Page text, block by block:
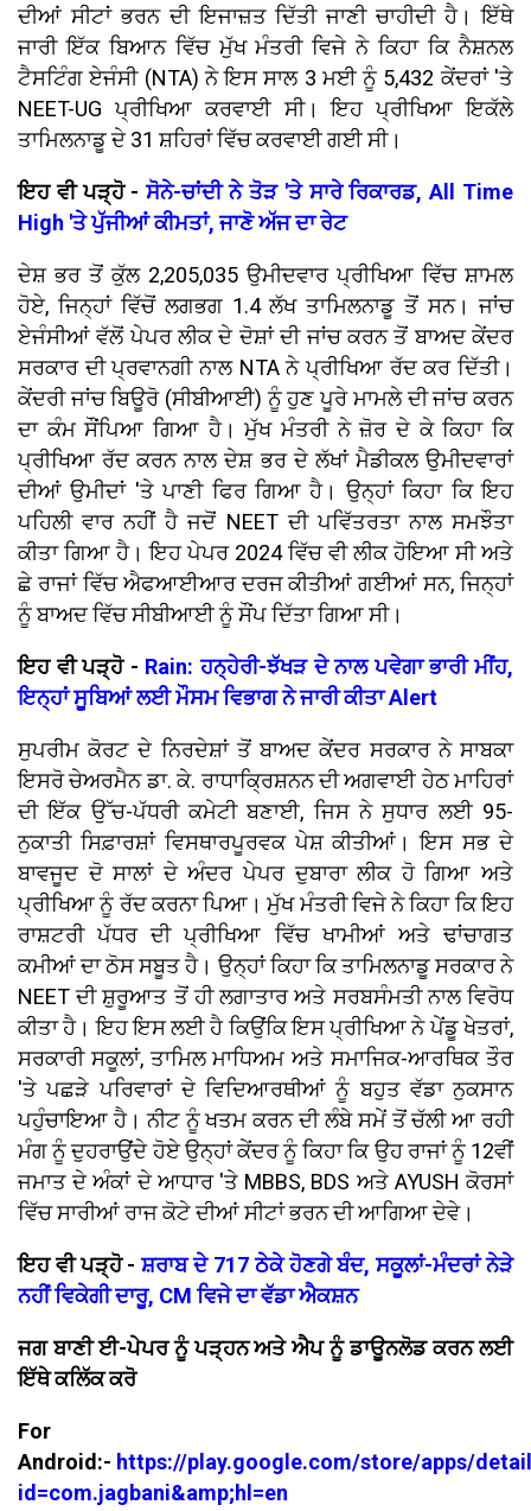
ਦੀਆਂ ਸੀਟਾਂ ਭਰਨ ਦੀ ਇਜਾਜ਼ਤ ਦਿੱਤੀ ਜਾਣੀ ਚਾਹੀਦੀ ਹੈ। ਇੱਥੇ
ਜਾਰੀ ਇੱਕ ਬਿਆਨ ਵਿੱਚ ਮੁੱਖ ਮੰਤਰੀ ਵਿਜੇ ਨੇ ਕਿਹਾ ਕਿ ਨੈਸ਼ਨਲ
ਟੈਸਟਿੰਗ ਏਜੰਸੀ (NTA) ਨੇ ਇਸ ਸਾਲ 3 ਮਈ ਨੂੰ 5,432 ਕੇਂਦਰਾਂ 'ਤੇ
NEET-UG ਪ੍ਰੀਖਿਆ ਕਰਵਾਈ ਸੀ। ਇਹ ਪ੍ਰੀਖਿਆ ਇਕੱਲੇ
ਤਾਮਿਲਨਾਡੂ ਦੇ 31 ਸ਼ਹਿਰਾਂ ਵਿੱਚ ਕਰਵਾਈ ਗਈ ਸੀ।
ਇਹ ਵੀ ਪੜ੍ਹੋ -ਸੋਨੇ-ਚਾਂਦੀ ਨੇ ਤੋੜ 'ਤੇ ਸਾਰੇ ਰਿਕਾਰਡ, All Time
High 'ਤੇ ਪੁੱਜੀਆਂ ਕੀਮਤਾਂ, ਜਾਣੋ ਅੱਜ ਦਾ ਰੇਟ
ਦੇਸ਼ ਭਰ ਤੋਂ ਕੁੱਲ 2,205,035 ਉਮੀਦਵਾਰ ਪ੍ਰੀਖਿਆ ਵਿੱਚ ਸ਼ਾਮਲ
ਹੋਏ, ਜਿਨ੍ਹਾਂ ਵਿੱਚੋਂ ਲਗਭਗ 1.4 ਲੱਖ ਤਾਮਿਲਨਾਡੂ ਤੋਂ ਸਨ। ਜਾਂਚ
ਏਜੰਸੀਆਂ ਵੱਲੋਂ ਪੇਪਰ ਲੀਕ ਦੇ ਦੋਸ਼ਾਂ ਦੀ ਜਾਂਚ ਕਰਨ ਤੋਂ ਬਾਅਦ ਕੇਂਦਰ
ਸਰਕਾਰ ਦੀ ਪ੍ਰਵਾਨਗੀ ਨਾਲ NTA ਨੇ ਪ੍ਰੀਖਿਆ ਰੱਦ ਕਰ ਦਿੱਤੀ।
ਕੇਂਦਰੀ ਜਾਂਚ ਬਿਊਰੋ (ਸੀਬੀਆਈ) ਨੂੰ ਹੁਣ ਪੂਰੇ ਮਾਮਲੇ ਦੀ ਜਾਂਚ ਕਰਨ
ਦਾ ਕੰਮ ਸੌਂਪਿਆ ਗਿਆ ਹੈ। ਮੁੱਖ ਮੰਤਰੀ ਨੇ ਜ਼ੋਰ ਦੇ ਕੇ ਕਿਹਾ ਕਿ
ਪ੍ਰੀਖਿਆ ਰੱਦ ਕਰਨ ਨਾਲ ਦੇਸ਼ ਭਰ ਦੇ ਲੱਖਾਂ ਮੈਡੀਕਲ ਉਮੀਦਵਾਰਾਂ
ਦੀਆਂ ਉਮੀਦਾਂ 'ਤੇ ਪਾਣੀ ਫਿਰ ਗਿਆ ਹੈ। ਉਨ੍ਹਾਂ ਕਿਹਾ ਕਿ ਇਹ
ਪਹਿਲੀ ਵਾਰ ਨਹੀਂ ਹੈ ਜਦੋਂ NEET ਦੀ ਪਵਿੱਤਰਤਾ ਨਾਲ ਸਮਝੌਤਾ
ਕੀਤਾ ਗਿਆ ਹੈ। ਇਹ ਪੇਪਰ 2024 ਵਿੱਚ ਵੀ ਲੀਕ ਹੋਇਆ ਸੀ ਅਤੇ
ਛੇ ਰਾਜਾਂ ਵਿੱਚ ਐਫਆਈਆਰ ਦਰਜ ਕੀਤੀਆਂ ਗਈਆਂ ਸਨ, ਜਿਨ੍ਹਾਂ
ਨੂੰ ਬਾਅਦ ਵਿੱਚ ਸੀਬੀਆਈ ਨੂੰ ਸੌਂਪ ਦਿੱਤਾ ਗਿਆ ਸੀ।
ਇਹ ਵੀ ਪੜ੍ਹੋ - Rain: ਹਨ੍ਹੇਰੀ-ਝੱਖੜ ਦੇ ਨਾਲ ਪਵੇਗਾ ਭਾਰੀ ਮੀਂਹ,
ਇਨ੍ਹਾਂ ਸੂਬਿਆਂ ਲਈ ਮੌਸਮ ਵਿਭਾਗ ਨੇ ਜਾਰੀ ਕੀਤਾ Alert
ਸੁਪਰੀਮ ਕੋਰਟ ਦੇ ਨਿਰਦੇਸ਼ਾਂ ਤੋਂ ਬਾਅਦ ਕੇਂਦਰ ਸਰਕਾਰ ਨੇ ਸਾਬਕਾ
ਇਸਰੋ ਚੇਅਰਮੈਨ ਡਾ. ਕੇ. ਰਾਧਾਕ੍ਰਿਸ਼ਨਨ ਦੀ ਅਗਵਾਈ ਹੇਠ ਮਾਹਿਰਾਂ
ਦੀ ਇੱਕ ਉੱਚ-ਪੱਧਰੀ ਕਮੇਟੀ ਬਣਾਈ, ਜਿਸ ਨੇ ਸੁਧਾਰ ਲਈ 95-
ਨੁਕਾਤੀ ਸਿਫ਼ਾਰਸ਼ਾਂ ਵਿਸਥਾਰਪੂਰਵਕ ਪੇਸ਼ ਕੀਤੀਆਂ। ਇਸ ਸਭ ਦੇ
ਬਾਵਜੂਦ ਦੋ ਸਾਲਾਂ ਦੇ ਅੰਦਰ ਪੇਪਰ ਦੁਬਾਰਾ ਲੀਕ ਹੋ ਗਿਆ ਅਤੇ
ਪ੍ਰੀਖਿਆ ਨੂੰ ਰੱਦ ਕਰਨਾ ਪਿਆ। ਮੁੱਖ ਮੰਤਰੀ ਵਿਜੇ ਨੇ ਕਿਹਾ ਕਿ ਇਹ
ਰਾਸ਼ਟਰੀ ਪੱਧਰ ਦੀ ਪ੍ਰੀਖਿਆ ਵਿੱਚ ਖਾਮੀਆਂ ਅਤੇ ਢਾਂਚਾਗਤ
ਕਮੀਆਂ ਦਾ ਠੋਸ ਸਬੂਤ ਹੈ। ਉਨ੍ਹਾਂ ਕਿਹਾ ਕਿ ਤਾਮਿਲਨਾਡੂ ਸਰਕਾਰ ਨੇ
NEET ਦੀ ਸ਼ੁਰੂਆਤ ਤੋਂ ਹੀ ਲਗਾਤਾਰ ਅਤੇ ਸਰਬਸੰਮਤੀ ਨਾਲ ਵਿਰੋਧ
ਕੀਤਾ ਹੈ। ਇਹ ਇਸ ਲਈ ਹੈ ਕਿਉਂਕਿ ਇਸ ਪ੍ਰੀਖਿਆ ਨੇ ਪੇਂਡੂ ਖੇਤਰਾਂ,
ਸਰਕਾਰੀ ਸਕੂਲਾਂ, ਤਾਮਿਲ ਮਾਧਿਅਮ ਅਤੇ ਸਮਾਜਿਕ-ਆਰਥਿਕ ਤੌਰ
'ਤੇ ਪਛੜੇ ਪਰਿਵਾਰਾਂ ਦੇ ਵਿਦਿਆਰਥੀਆਂ ਨੂੰ ਬਹੁਤ ਵੱਡਾ ਨੁਕਸਾਨ
ਪਹੁੰਚਾਇਆ ਹੈ। ਨੀਟ ਨੂੰ ਖਤਮ ਕਰਨ ਦੀ ਲੰਬੇ ਸਮੇਂ ਤੋਂ ਚੱਲੀ ਆ ਰਹੀ
ਮੰਗ ਨੂੰ ਦੁਹਰਾਉਂਦੇ ਹੋਏ ਉਨ੍ਹਾਂ ਕੇਂਦਰ ਨੂੰ ਕਿਹਾ ਕਿ ਉਹ ਰਾਜਾਂ ਨੂੰ 12ਵੀਂ
ਜਮਾਤ ਦੇ ਅੰਕਾਂ ਦੇ ਆਧਾਰ 'ਤੇ MBBS, BDS ਅਤੇ AYUSH ਕੋਰਸਾਂ
ਵਿੱਚ ਸਾਰੀਆਂ ਰਾਜ ਕੋਟੇ ਦੀਆਂ ਸੀਟਾਂ ਭਰਨ ਦੀ ਆਗਿਆ ਦੇਵੇ।
ਇਹ ਵੀ ਪੜ੍ਹੋ -ਸ਼ਰਾਬ ਦੇ 717 ਠੇਕੇ ਹੋਣਗੇ ਬੰਦ, ਸਕੂਲਾਂ-ਮੰਦਰਾਂ ਨੇੜੇ
ਨਹੀਂ ਵਿਕੇਗੀ ਦਾਰੂ, CM ਵਿਜੇ ਦਾ ਵੱਡਾ ਐਕਸ਼ਨ
ਜਗ ਬਾਣੀ ਈ-ਪੇਪਰ ਨੂੰ ਪੜ੍ਹਨ ਅਤੇ ਐਪ ਨੂੰ ਡਾਊਨਲੋਡ ਕਰਨ ਲਈ
ਇੱਥੇ ਕਲਿੱਕ ਕਰੋ
For
Android:- https://play.google.com/store/apps/
id=com.jagbani&amp;hl=en